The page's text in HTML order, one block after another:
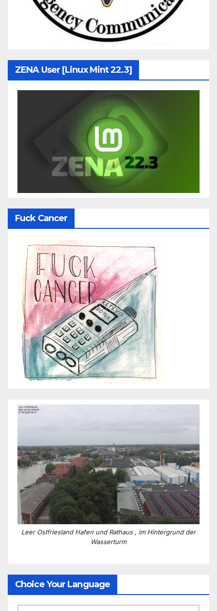
ZENA User [Linux Mint 22.3]
Fuck Cancer
Leer Ostfriesland Hafen und Rathaus , im Hintergrund der
Wasserturm
Choice Your Language